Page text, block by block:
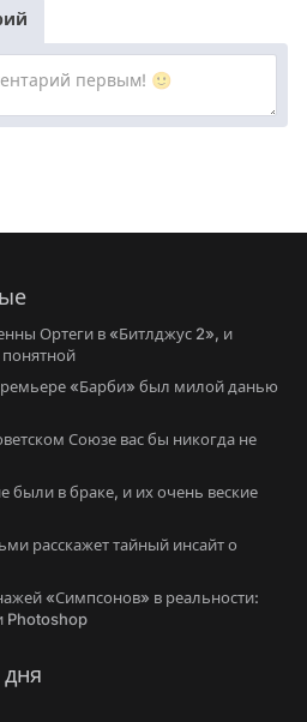
Ортеги в «Битлджус 2», и
понятной
«Барби» был милой данью
Союзе вас бы никогда не
были в браке, и их очень веские
расскажет тайный инсайт о
«Симпсонов» в реальности:
Photoshop